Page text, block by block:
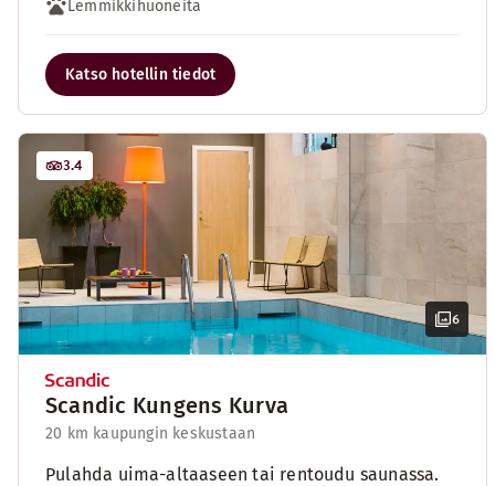
Lemmikkihuoneita
Katso hotellin tiedot
6
3.4
Scandic Kungens Kurva
20 km kaupungin keskustaan
Pulahda uima-altaaseen tai rentoudu saunassa.